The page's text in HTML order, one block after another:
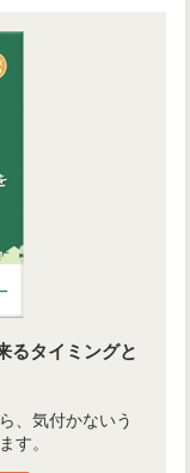
るタイミングと
、気付かないう
す。